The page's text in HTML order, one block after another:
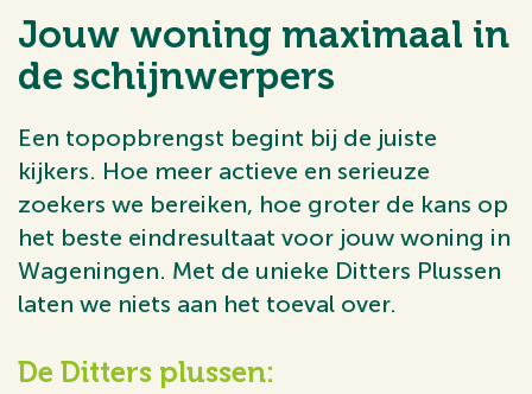
dame die weet waar ze het over heeft, heel fijn
communiceert en ons fantastisch heeft geholpen. Dit
alles heeft geresulteerd in een prachtige verkoopprijs
voor onze woning. De werkwijze van Ditters is hierin
8-10 bezichtigingen inplannen maar door de grote
animo zelfs 20 bezichtigingen hebben gefaciliteerd. Wij
zijn enorm blij en kunnen iedereen Ditters aanraden voor
een hypotheek of verkoop van je woning. Los van Joost,
Gerard en Samantha hebben meer mensen geholpen
onze woning zo goed te verkopen, waaronder Laura de
fotograaf. Ongetwijfeld ben ik iemand vergeten dus we
Jouw woning maximaal in
de schijnwerpers
Een topopbrengst begint bij de juiste
kijkers. Hoe meer actieve en serieuze
zoekers we bereiken, hoe groter de kans op
het beste eindresultaat voor jouw woning in
Wageningen. Met de unieke Ditters Plussen
laten we niets aan het toeval over.
De Ditters plussen: